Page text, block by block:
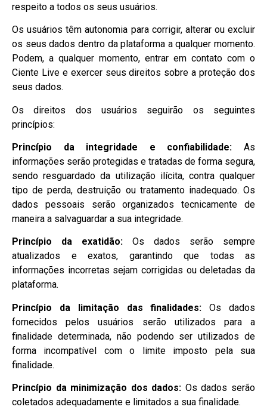
respeito a todos os seus usuários.
Os usuários têm autonomia para corrigir, alterar ou excluir
os seus dados dentro da plataforma a qualquer momento.
Podem, a qualquer momento, entrar em contato com o
Ciente Live e exercer seus direitos sobre a proteção dos
seus dados.
Os direitos dos usuários seguirão os seguintes
princípios:
Princípio da integridade e confiabilidade: As
informações serão protegidas e tratadas de forma segura,
sendo resguardado da utilização ilícita, contra qualquer
tipo de perda, destruição ou tratamento inadequado. Os
dados pessoais serão organizados tecnicamente de
maneira a salvaguardar a sua integridade.
Princípio da exatidão: Os dados serão sempre
atualizados e exatos, garantindo que todas as
informações incorretas sejam corrigidas ou deletadas da
plataforma.
Princípio da limitação das finalidades: Os dados
fornecidos pelos usuários serão utilizados para a
finalidade determinada, não podendo ser utilizados de
forma incompatível com o limite imposto pela sua
finalidade.
Princípio da minimização dos dados: Os dados serão
coletados adequadamente e limitados a sua finalidade.